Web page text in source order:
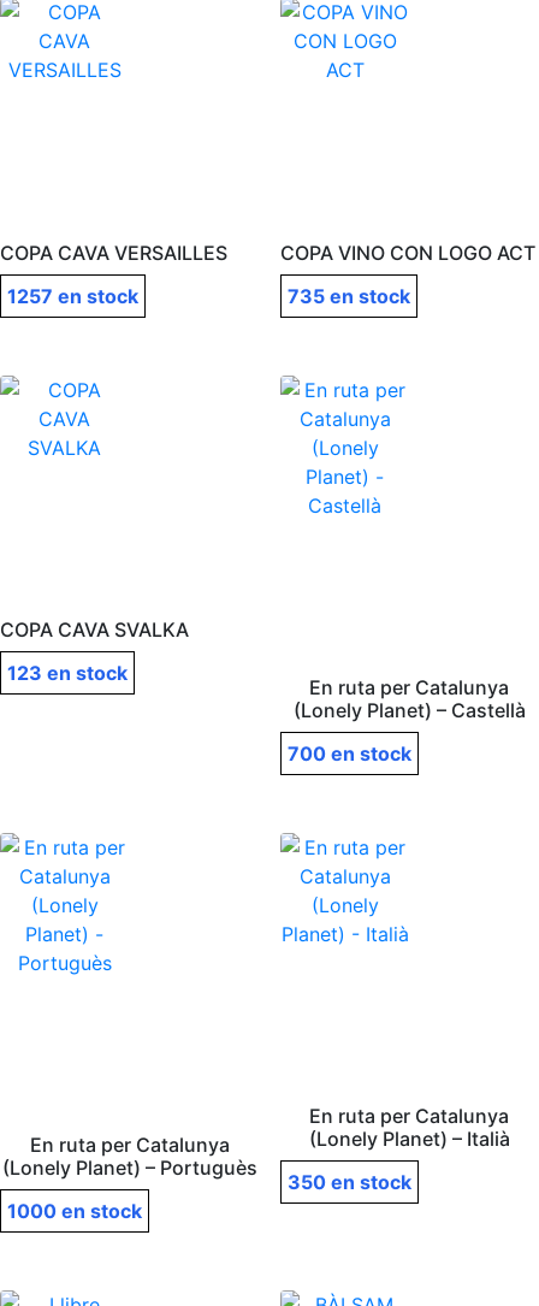
COPA CAVA VERSAILLES
1257 en stock
COPA VINO CON LOGO ACT
735 en stock
COPA CAVA SVALKA
123 en stock
En ruta per Catalunya
(Lonely Planet) – Castellà
700 en stock
En ruta per Catalunya
(Lonely Planet) – Portuguès
1000 en stock
En ruta per Catalunya
(Lonely Planet) – Italià
350 en stock